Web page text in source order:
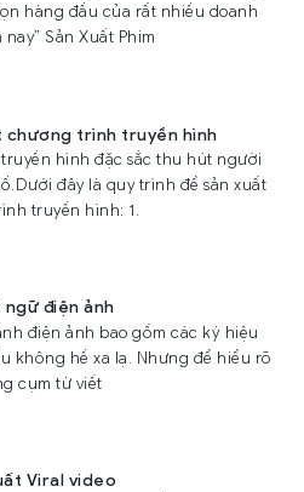
hàng đầu của rất nhiều doanh
Sản Xuất Phim
chương trình truyền hình
hình đặc sắc thu hút người
đây là quy trình để sản xuất
truyền hình: 1.
ngữ điện ảnh
điện ảnh bao gồm các ký hiệu
không hề xa lạ. Nhưng để hiểu rõ
cụm từ viết
Viral video